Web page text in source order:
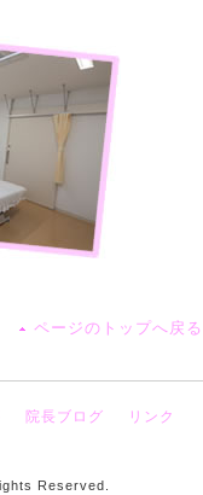
ページのトップへ戻る
院長ブログ
リンク
Reserved.